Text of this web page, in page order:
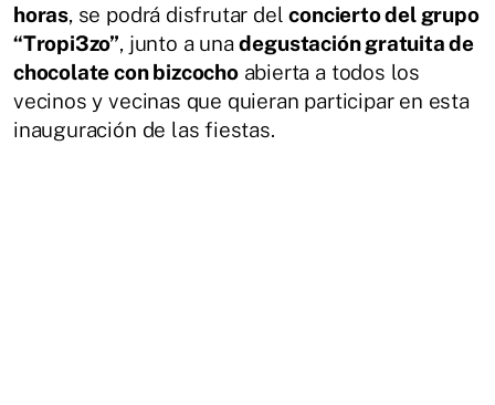
horas, se podrá disfrutar delconcierto del grupo
“Tropi3zo”, junto a unadegustación gratuita de
chocolate con bizcochoabierta a todos los
vecinos y vecinas que quieran participar en esta
inauguración de las fiestas.